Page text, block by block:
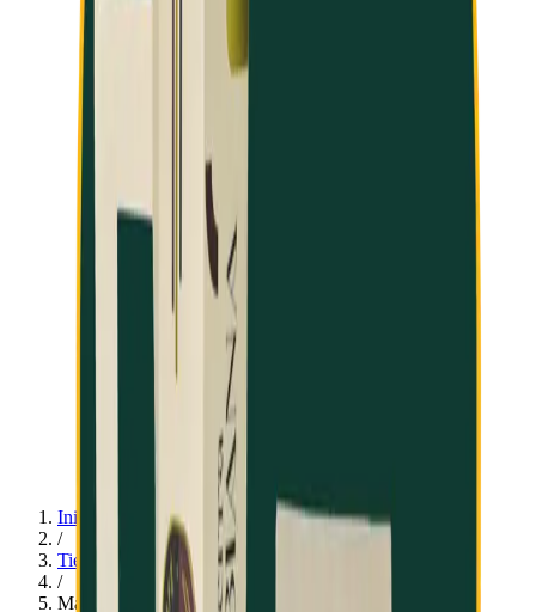
Inicio
/
Tienda
/
Maletín: Los Sabores de mi Tierra